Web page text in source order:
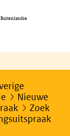
Nieuwe
Zoek